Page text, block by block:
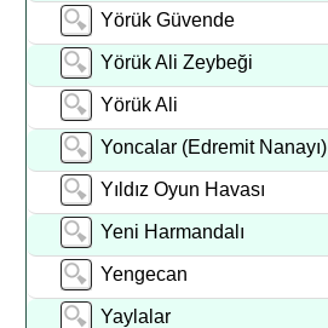
Yörük Güvende
Yörük Ali Zeybeği
Yörük Ali
Yoncalar (Edremit Nanayı)
Yıldız Oyun Havası
Yeni Harmandalı
Yengecan
Yaylalar